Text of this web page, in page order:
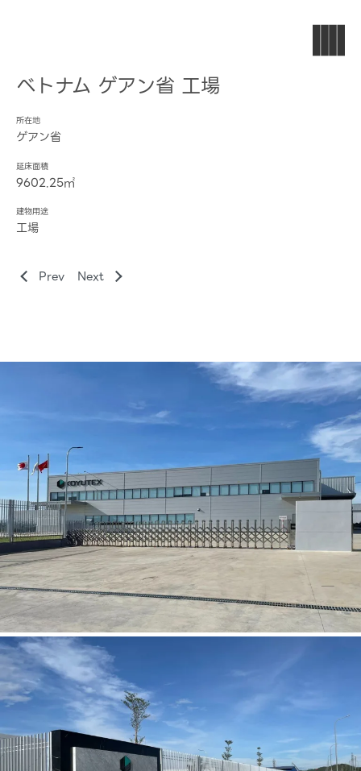
ベトナム ゲアン省 工場
所在地
ゲアン省
延床面積
9602.25㎡
建物用途
工場
Prev Next